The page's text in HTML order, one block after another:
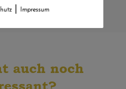
auch noch
| Impressum